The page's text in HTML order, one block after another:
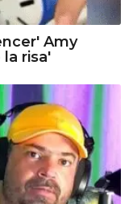
Amy
risa'